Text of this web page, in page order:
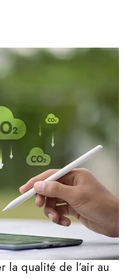
la qualité de l’air au